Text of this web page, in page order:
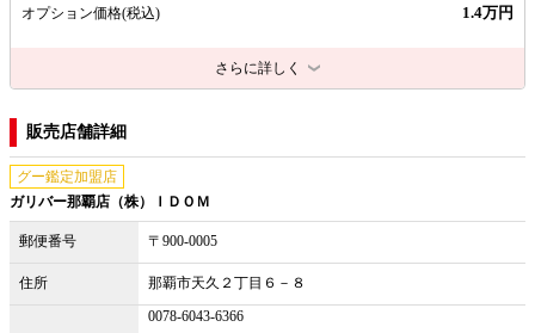
オプション価格(税込) 1.4万円
さらに詳しく
販売店舗詳細
グー鑑定加盟店
ガリバー那覇店（株）ＩＤＯＭ
郵便番号 〒900-0005
住所 那覇市天久２丁目６－８
0078-6043-6366